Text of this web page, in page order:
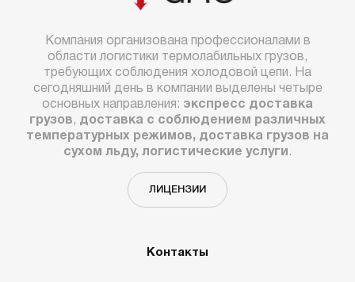
Компания организована профессионалами в
области логистики термолабильных грузов,
требующих соблюдения холодовой цепи. На
сегодняшний день в компании выделены четыре
основных направления: экспресс доставка
грузов, доставка с соблюдением различных
температурных режимов, доставка грузов на
сухом льду, логистические услуги .
ЛИЦЕНЗИИ
Контакты